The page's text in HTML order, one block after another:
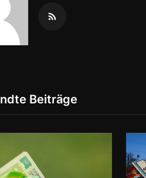
Beiträge